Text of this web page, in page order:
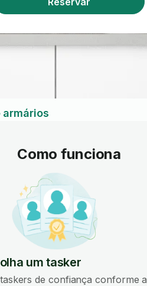
Como funciona
um tasker
de confiança conforme a